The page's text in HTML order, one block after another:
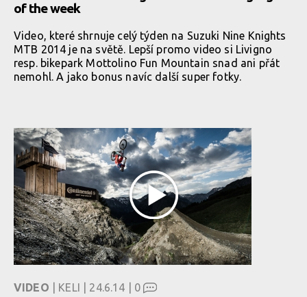
of the week
Video, které shrnuje celý týden na Suzuki Nine Knights
MTB 2014 je na světě. Lepší promo video si Livigno
resp. bikepark Mottolino Fun Mountain snad ani přát
nemohl. A jako bonus navíc další super fotky.
VIDEO | KELI | 24.6.14 | 0